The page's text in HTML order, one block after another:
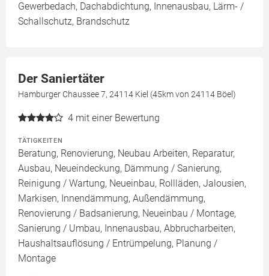
Gewerbedach, Dachabdichtung, Innenausbau, Lärm- /
Schallschutz, Brandschutz
Der Saniertäter
Hamburger Chaussee 7, 24114 Kiel (45km von 24114 Böel)
4 mit einer Bewertung
TÄTIGKEITEN
Beratung, Renovierung, Neubau Arbeiten, Reparatur,
Ausbau, Neueindeckung, Dämmung / Sanierung,
Reinigung / Wartung, Neueinbau, Rollläden, Jalousien,
Markisen, Innendämmung, Außendämmung,
Renovierung / Badsanierung, Neueinbau / Montage,
Sanierung / Umbau, Innenausbau, Abbrucharbeiten,
Haushaltsauflösung / Entrümpelung, Planung /
Montage